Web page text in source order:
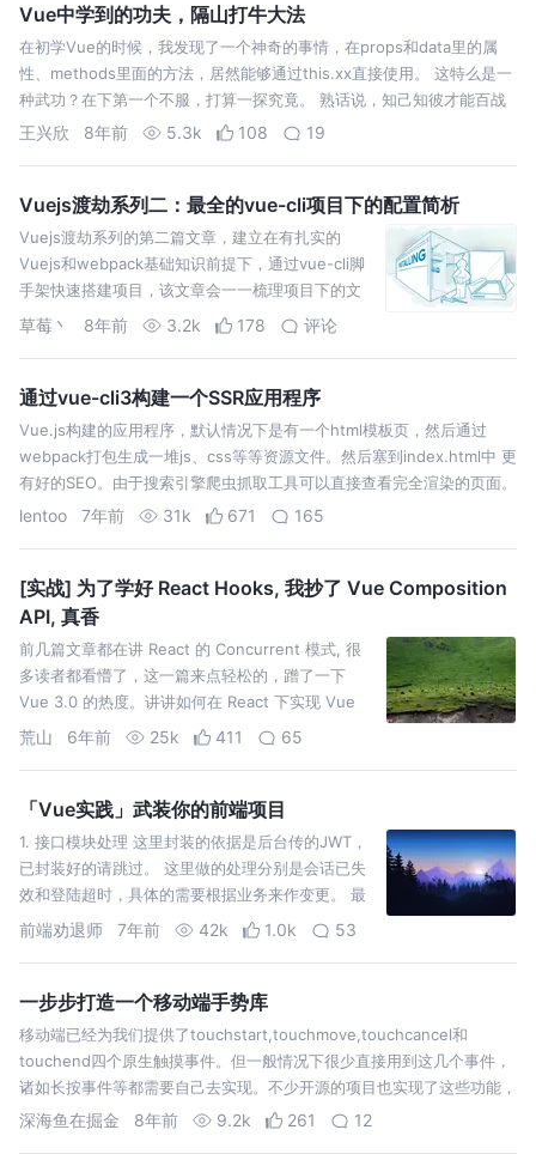
下为什么…
Vue中学到的功夫，隔山打牛大法
在初学Vue的时候，我发现了一个神奇的事情，在props和data里的属
性、methods里面的方法，居然能够通过this.xx直接使用。 这特么是一
种武功？在下第一个不服，打算一探究竟。 熟话说，知己知彼才能百战
不殆，待在下偷看一下Vue的武功秘籍，想好对策，再去上门踢馆。然…
王兴欣 8年前 5.3k 108 19
Vuejs渡劫系列二：最全的vue-cli项目下的配置简析
Vuejs渡劫系列的第二篇文章，建立在有扎实的
Vuejs和webpack基础知识前提下，通过vue-cli脚
手架快速搭建项目，该文章会一一梳理项目下的文
件配置和用途。
草莓丶 8年前 3.2k 178 评论
通过vue-cli3构建一个SSR应用程序
Vue.js构建的应用程序，默认情况下是有一个html模板页，然后通过
webpack打包生成一堆js、css等等资源文件。然后塞到index.html中 更
有好的SEO。由于搜索引擎爬虫抓取工具可以直接查看完全渲染的页面。
Client Bundle，给浏览器用。和纯Vue前端…
lentoo 7年前 31k 671 165
[实战] 为了学好 React Hooks, 我抄了 Vue Composition
API, 真香
前几篇文章都在讲 React 的 Concurrent 模式, 很
多读者都看懵了，这一篇来点轻松的，蹭了一下
Vue 3.0 的热度。讲讲如何在 React 下实现 Vue
Composition API(下面简称VCA)，只是个玩具，别
荒山 6年前 25k 411 65
「Vue实践」武装你的前端项目
1. 接口模块处理 这里封装的依据是后台传的JWT，
已封装好的请跳过。 这里做的处理分别是会话已失
效和登陆超时，具体的需要根据业务来作变更。 最
后是导出基础请求类型封装。 其中给get请求加上时
前端劝退师 7年前 42k 1.0k 53
一步步打造一个移动端手势库
移动端已经为我们提供了touchstart,touchmove,touchcancel和
touchend四个原生触摸事件。但一般情况下很少直接用到这几个事件，
诸如长按事件等都需要自己去实现。不少开源的项目也实现了这些功能，
如zepto的Touch模块以及hammer.js。本文…
深海鱼在掘金 8年前 9.2k 261 12